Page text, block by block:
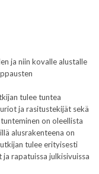
ja niin kovalle alustalle
tulee tuntea
ja rasitustekijät sekä
on oleellista
alusrakenteena on
tulee erityisesti
rapatuissa julkisivuissa